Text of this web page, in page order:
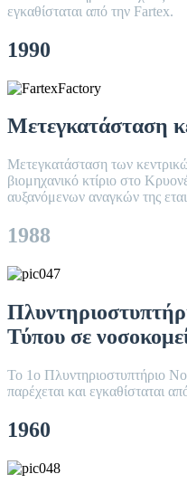
εγκαθίσταται από την Fartex.
1990
Μετεγκατάσταση
Μετεγκατάσταση των
βιομηχανικό κτίριο στο
αυξανόμενων αναγκών της
1988
Τύπου σε
Το 1ο Πλυντηριοστυπτήριο
παρέχεται και εγκαθίσταται
1960